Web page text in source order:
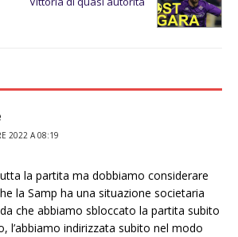
2022 A 08:19
la partita ma dobbiamo considerare
la Samp ha una situazione societaria
che abbiamo sbloccato la partita subito
l’abbiamo indirizzata subito nel modo